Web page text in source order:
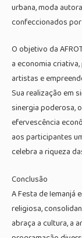
urbana, moda
confeccionados
O objetivo da
a economia
artistas e
Sua realização em
sinergia poderosa,
efervescência
aos participantes
celebra a riqueza
Conclusão
A Festa de Iemanjá
religiosa,
abraça a cultura, a